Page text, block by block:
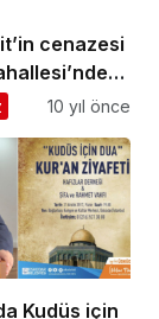
cenazesi
10 yıl önce
Kudüs için